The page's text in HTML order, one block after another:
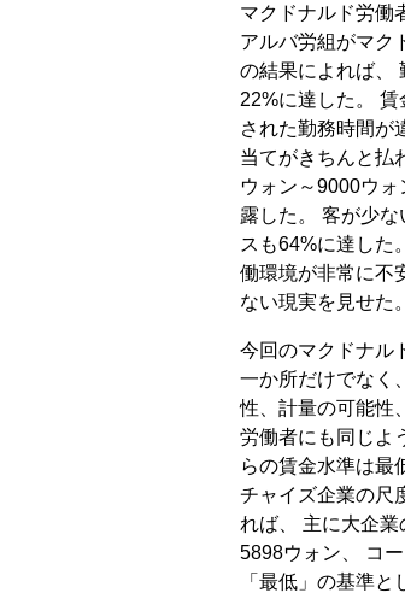
マクドナルド労働
アルバ労組がマク
の結果によれば、
22%に達した。
された勤務時間が
当てがきちんと払
ウォン～9000ウ
露した。 客が少
スも64%に達した
働環境が非常に不
ない現実を見せた
今回のマクドナル
一か所だけでなく
性、計量の可能性
労働者にも同じよ
らの賃金水準は最
チャイズ企業の尺
れば、 主に大企
5898ウォン、 コ
「最低」の基準